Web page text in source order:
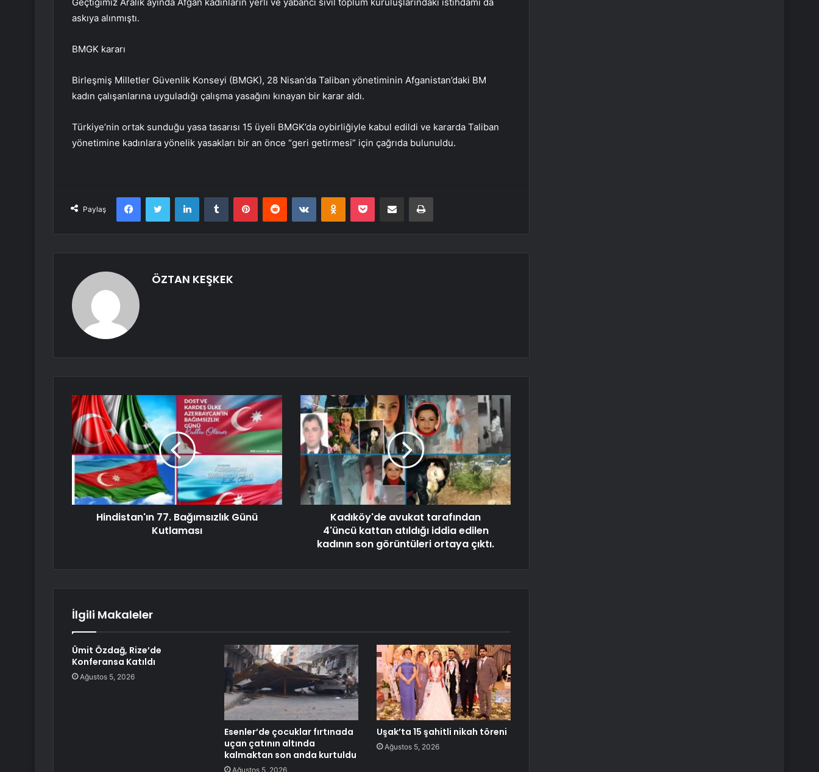
askıya alınmıştı.
BMGK kararı
Birleşmiş Milletler Güvenlik Konseyi (BMGK), 28 Nisan’da Taliban yönetiminin Afganistan’daki BM
kadın çalışanlarına uyguladığı çalışma yasağını kınayan bir karar aldı.
Türkiye’nin ortak sunduğu yasa tasarısı 15 üyeli BMGK’da oybirliğiyle kabul edildi ve kararda Taliban
yönetimine kadınlara yönelik yasakları bir an önce “geri getirmesi” için çağrıda bulunuldu.
Paylaş
FacebookTwitter LinkedInTumblr PinterestReddit VKontakteOdnoklassniki
Pocket E-Posta ile paylaş Yazdır
ÖZTAN KEŞKEK
Hindistan'ın 77. Bağımsızlık Günü
Kutlaması
Kadıköy'de avukat tarafından
4'üncü kattan atıldığı iddia edilen
kadının son görüntüleri ortaya çıktı.
İlgili Makaleler
Ümit Özdağ, Rize’de
Konferansa Katıldı
Ağustos 5, 2026
Esenler’de çocuklar fırtınada
uçan çatının altında
kalmaktan son anda kurtuldu
Ağustos 5, 2026
Uşak’ta 15 şahitli nikah töreni
Ağustos 5, 2026